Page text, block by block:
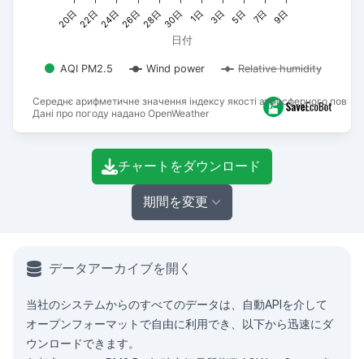
Середнє арифметичне значення індексу якості атмосферного
Дані про погоду надано OpenWeather
日付
AQI PM2.5 Wind power Relative humidity
20日22日24日26日28日30日 1日 3日 5日 7日 9日
End of interactive chart.
チャートをダウンロード
期間を変更
データアーカイブを開く
当社のシステムからのすべてのデータは、 自動API を介して
オープンフォーマットで自由に利用でき、以下から迅速にダ
ウンロードできます。